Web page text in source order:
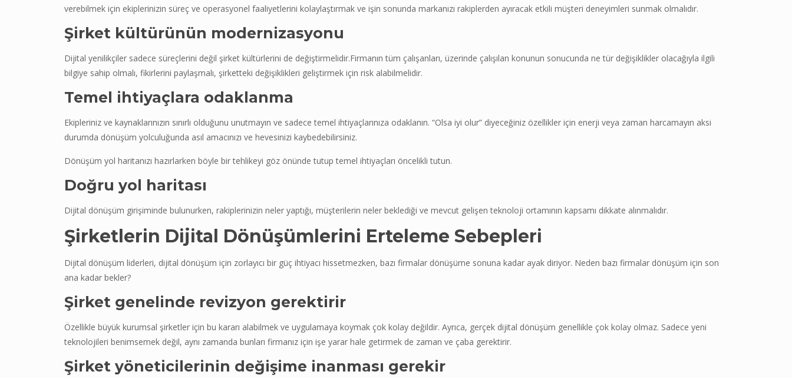
verebilmek için ekiplerinizin süreç ve operasyonel faaliyetlerini kolaylaştırmak ve işin sonunda markanızı rakiplerden ayıracak etkili müşteri deneyimleri sunmak olmalıdır.
Şirket kültürünün modernizasyonu
Dijital yenilikçiler sadece süreçlerini değil şirket kültürlerini de değiştirmelidir.Firmanın tüm çalışanları, üzerinde çalışılan konunun sonucunda ne tür değişiklikler olacağıyla ilgili
bilgiye sahip olmalı, fikirlerini paylaşmalı, şirketteki değişiklikleri geliştirmek için risk alabilmelidir.
Temel ihtiyaçlara odaklanma
Ekipleriniz ve kaynaklarınızın sınırlı olduğunu unutmayın ve sadece temel ihtiyaçlarınıza odaklanın. “Olsa iyi olur” diyeceğiniz özellikler için enerji veya zaman harcamayın aksi
durumda dönüşüm yolculuğunda asıl amacınızı ve hevesinizi kaybedebilirsiniz.
Dönüşüm yol haritanızı hazırlarken böyle bir tehlikeyi göz önünde tutup temel ihtiyaçları öncelikli tutun.
Doğru yol haritası
Dijital dönüşüm girişiminde bulunurken, rakiplerinizin neler yaptığı, müşterilerin neler beklediği ve mevcut gelişen teknoloji ortamının kapsamı dikkate alınmalıdır.
Şirketlerin Dijital Dönüşümlerini Erteleme Sebepleri
Dijital dönüşüm liderleri, dijital dönüşüm için zorlayıcı bir güç ihtiyacı hissetmezken, bazı firmalar dönüşüme sonuna kadar ayak diriyor. Neden bazı firmalar dönüşüm için son
ana kadar bekler?
Şirket genelinde revizyon gerektirir
Özellikle büyük kurumsal şirketler için bu kararı alabilmek ve uygulamaya koymak çok kolay değildir. Ayrıca, gerçek dijital dönüşüm genellikle çok kolay olmaz. Sadece yeni
teknolojileri benimsemek değil, aynı zamanda bunları firmanız için işe yarar hale getirmek de zaman ve çaba gerektirir.
Şirket yöneticilerinin değişime inanması gerekir